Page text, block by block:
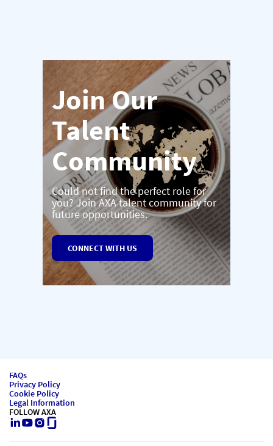
Join Our
Talent
Community
Could not find the perfect role for
you? Join AXA talent community for
future opportunities.
CONNECT WITH US
FAQs
Privacy Policy
Cookie Policy
Legal Information
FOLLOW AXA
LinkedIn
Youtube
Instagram
Glassdoor